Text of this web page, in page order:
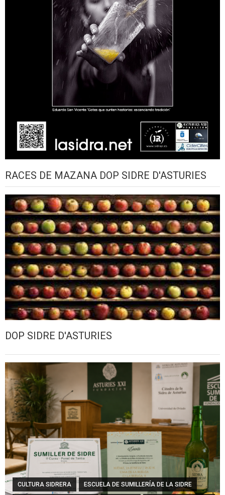
RACES DE MAZANA DOP SIDRE D'ASTURIES
DOP SIDRE D'ASTURIES
CULTURA SIDRERA ESCUELA DE SUMILLERÍA DE LA SIDRE